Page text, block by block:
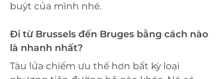
buýt của mình nhé.
Đi từ Brussels đến Bruges bằng cách nào
là nhanh nhất?
Tàu lửa chiếm ưu thế hơn bất kỳ loại